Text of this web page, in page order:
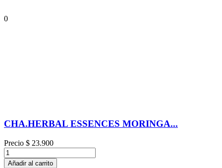
0
CHA.HERBAL ESSENCES MORINGA...
Precio $ 23.900
Añadir al carrito